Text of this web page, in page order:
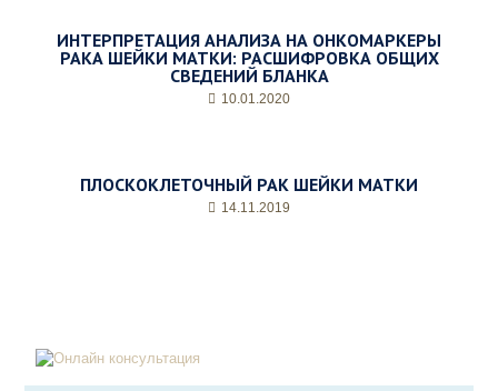
ИНТЕРПРЕТАЦИЯ АНАЛИЗА НА ОНКОМАРКЕРЫ
РАКА ШЕЙКИ МАТКИ: РАСШИФРОВКА ОБЩИХ
СВЕДЕНИЙ БЛАНКА
10.01.2020
ПЛОСКОКЛЕТОЧНЫЙ РАК ШЕЙКИ МАТКИ
14.11.2019